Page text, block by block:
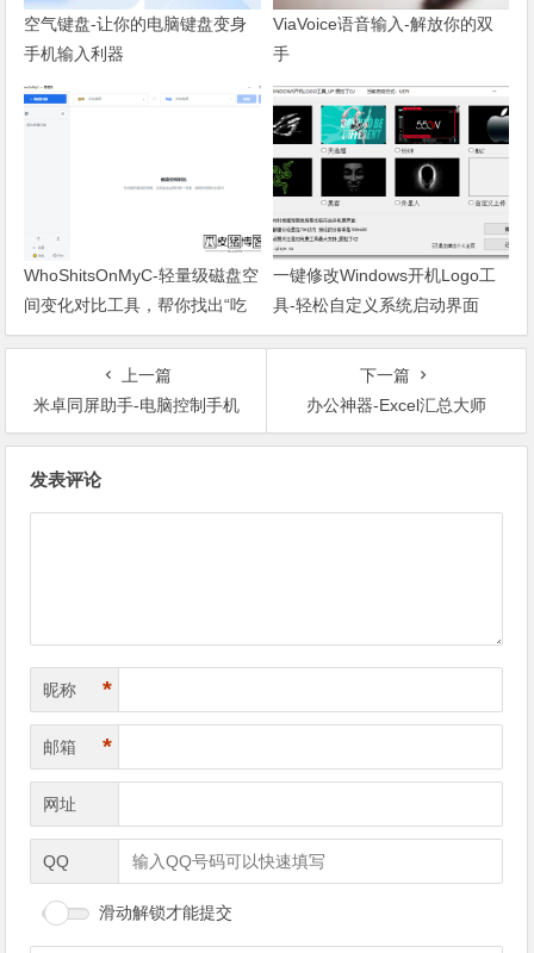
空气键盘-让你的电脑键盘变身
手机输入利器
ViaVoice语音输入-解放你的双
手
WhoShitsOnMyC-轻量级磁盘空
间变化对比工具，帮你找出“吃
掉”空间的罪魁祸首
一键修改Windows开机Logo工
具-轻松自定义系统启动界面
上一篇
米卓同屏助手-电脑控制手机
下一篇
办公神器-Excel汇总大师
发表评论
昵称 *
邮箱 *
网址
QQ
滑动解锁才能提交